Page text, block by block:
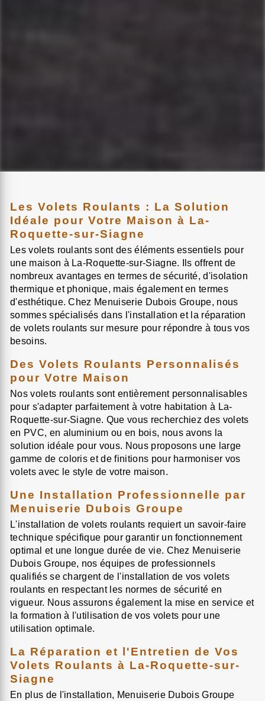
Les Volets Roulants : La Solution
Idéale pour Votre Maison à La-
Roquette-sur-Siagne
Les volets roulants sont des éléments essentiels pour
une maison à La-Roquette-sur-Siagne. Ils offrent de
nombreux avantages en termes de sécurité, d'isolation
thermique et phonique, mais également en termes
d'esthétique. Chez Menuiserie Dubois Groupe, nous
sommes spécialisés dans l'installation et la réparation
de volets roulants sur mesure pour répondre à tous vos
besoins.
Des Volets Roulants Personnalisés
pour Votre Maison
Nos volets roulants sont entièrement personnalisables
pour s'adapter parfaitement à votre habitation à La-
Roquette-sur-Siagne. Que vous recherchiez des volets
en PVC, en aluminium ou en bois, nous avons la
solution idéale pour vous. Nous proposons une large
gamme de coloris et de finitions pour harmoniser vos
volets avec le style de votre maison.
Une Installation Professionnelle par
Menuiserie Dubois Groupe
L'installation de volets roulants requiert un savoir-faire
technique spécifique pour garantir un fonctionnement
optimal et une longue durée de vie. Chez Menuiserie
Dubois Groupe, nos équipes de professionnels
qualifiés se chargent de l'installation de vos volets
roulants en respectant les normes de sécurité en
vigueur. Nous assurons également la mise en service et
la formation à l'utilisation de vos volets pour une
utilisation optimale.
La Réparation et l'Entretien de Vos
Volets Roulants à La-Roquette-sur-
Siagne
En plus de l'installation, Menuiserie Dubois Groupe